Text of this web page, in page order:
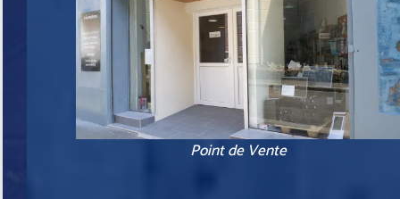
Point de Vente